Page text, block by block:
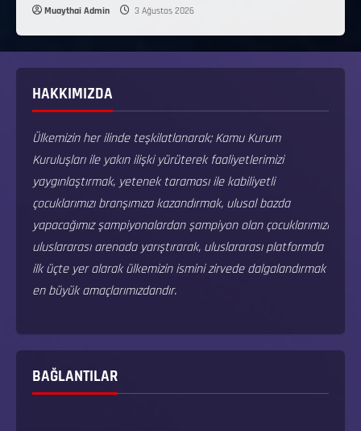
Muaythai Admin 3 Ağustos 2026
HAKKIMIZDA
Ülkemizin her ilinde teşkilatlanarak; Kamu Kurum
Kuruluşları ile yakın ilişki yürüterek faaliyetlerimizi
yaygınlaştırmak, yetenek taraması ile kabiliyetli
çocuklarımızı branşımıza kazandırmak, ulusal bazda
yapacağımız şampiyonalardan şampiyon olan çocuklarımızı
uluslararası arenada yarıştırarak, uluslararası platformda
ilk üçte yer alarak ülkemizin ismini zirvede dalgalandırmak
en büyük amaçlarımızdandır.
BAĞLANTILAR